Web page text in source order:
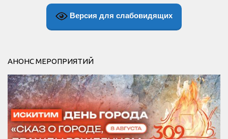
Версия для слабовидящих
АНОНС МЕРОПРИЯТИЙ